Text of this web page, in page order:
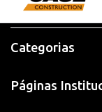
Categorias
Páginas